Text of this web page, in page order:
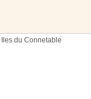
Iles du Connetable